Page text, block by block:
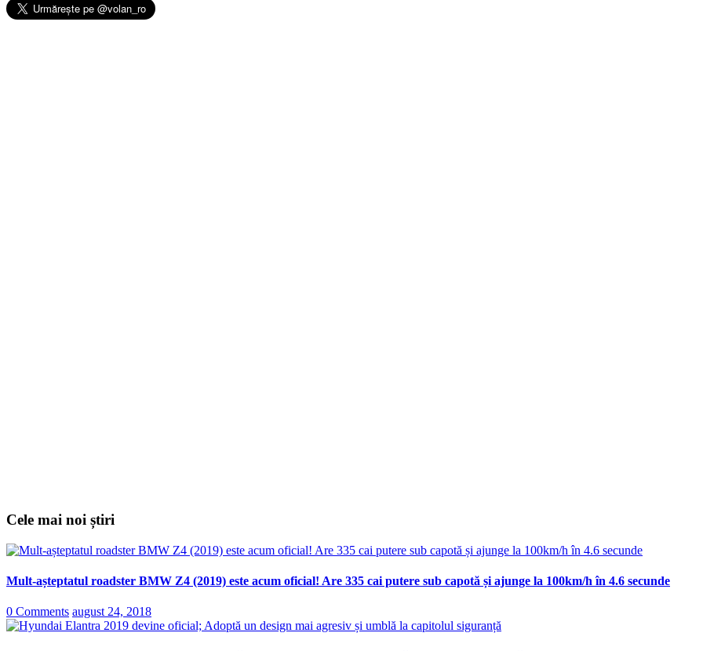
Cele mai noi știri
Mult-așteptatul roadster BMW Z4 (2019) este acum oficial! Are 335 cai putere sub capotă și ajunge la 100km/h în 4.6 secunde
0 Comments august 24, 2018